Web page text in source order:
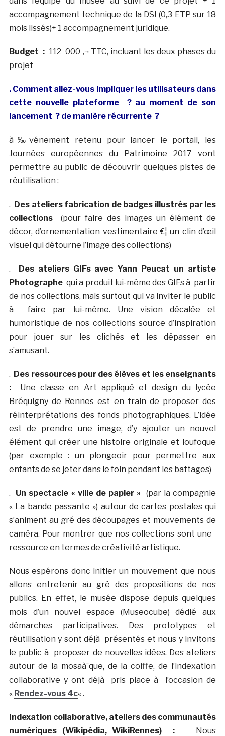
accompagnement technique de la DSI (0,3 ETP sur 18
mois lissés)+ 1 accompagnement juridique.
Budget : 112 000 ‚¬ TTC, incluant les deux phases du
projet
. Comment allez-vous impliquer les utilisateurs dans
cette nouvelle plateforme ? au moment de son
lancement ? de manière récurrente ?
à‰vénement retenu pour lancer le portail, les
Journées européennes du Patrimoine 2017 vont
permettre au public de découvrir quelques pistes de
réutilisation :
. Des ateliers fabrication de badges illustrés par les
collections(pour faire des images un élément de
décor, d’ornementation vestimentaire €¦ un clin d’œil
visuel qui détourne l’image des collections)
. Des ateliers GIFs avec Yann Peucat un artiste
Photographequi a produit lui-même des GIFs à partir
de nos collections, mais surtout qui va inviter le public
à faire par lui-même. Une vision décalée et
humoristique de nos collections source d’inspiration
pour jouer sur les clichés et les dépasser en
s’amusant.
. Des ressources pour des élèves et les enseignants
:Une classe en Art appliqué et design du lycée
Bréquigny de Rennes est en train de proposer des
réinterprétations des fonds photographiques. L’idée
est de prendre une image, d’y ajouter un nouvel
élément qui créer une histoire originale et loufoque
(par exemple : un plongeoir pour permettre aux
enfants de se jeter dans le foin pendant les battages)
. Un spectacle « ville de papier » (par la compagnie
« La bande passante ») autour de cartes postales qui
s’animent au gré des découpages et mouvements de
caméra. Pour montrer que nos collections sont une
ressource en termes de créativité artistique.
Nous espérons donc initier un mouvement que nous
allons entretenir au gré des propositions de nos
publics. En effet, le musée dispose depuis quelques
mois d’un nouvel espace (Museocube) dédié aux
démarches participatives. Des prototypes et
réutilisation y sont déjà présentés et nous y invitons
le public à proposer de nouvelles idées. Des ateliers
autour de la mosaà¯que, de la coiffe, de l’indexation
collaborative y ont déjà pris place à l’occasion de
« Rendez-vous 4c« .
Indexation collaborative, ateliers des communautés
numériques (Wikipédia, WikiRennes) :Nous